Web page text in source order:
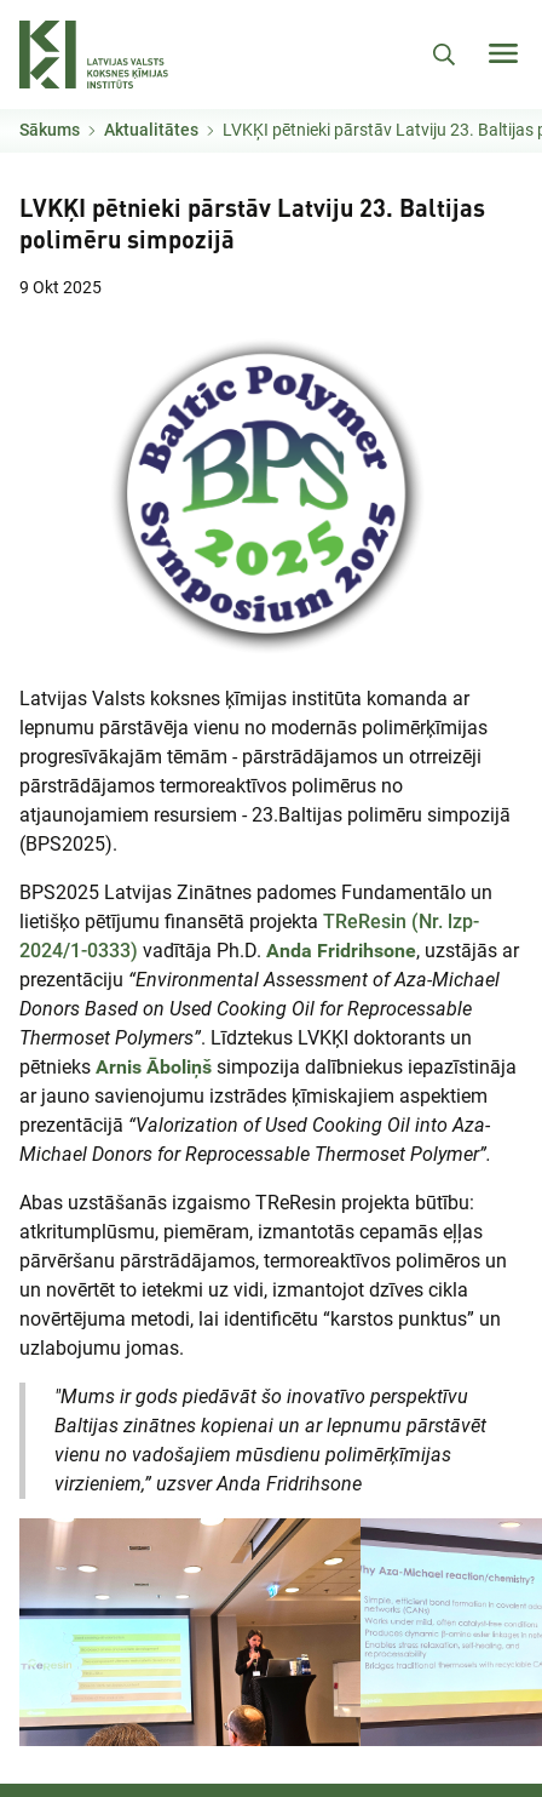
Sākums Aktualitātes LVKĶI pētnieki pārstāv Latviju 23. Baltijas
LVKĶI pētnieki pārstāv Latviju 23. Baltijas
polimēru simpozijā
9 Okt 2025
Latvijas Valsts koksnes ķīmijas institūta komanda ar
lepnumu pārstāvēja vienu no modernās polimērķīmijas
progresīvākajām tēmām - pārstrādājamos un otrreizēji
pārstrādājamos termoreaktīvos polimērus no
atjaunojamiem resursiem - 23.Baltijas polimēru simpozijā
(BPS2025).
BPS2025 Latvijas Zinātnes padomes Fundamentālo un
lietišķo pētījumu finansētā projekta TReResin (Nr. lzp-
2024/1-0333) vadītāja Ph.D. Anda Fridrihsone, uzstājās ar
prezentāciju “Environmental Assessment of Aza-Michael
Donors Based on Used Cooking Oil for Reprocessable
Thermoset Polymers”. Līdztekus LVKĶI doktorants un
pētnieks Arnis Āboliņš simpozija dalībniekus iepazīstināja
ar jauno savienojumu izstrādes ķīmiskajiem aspektiem
prezentācijā “Valorization of Used Cooking Oil into Aza-
Michael Donors for Reprocessable Thermoset Polymer”.
Abas uzstāšanās izgaismo TReResin projekta būtību:
atkritumplūsmu, piemēram, izmantotās cepamās eļļas
pārvēršanu pārstrādājamos, termoreaktīvos polimēros un
un novērtēt to ietekmi uz vidi, izmantojot dzīves cikla
novērtējuma metodi, lai identificētu “karstos punktus” un
uzlabojumu jomas.
"Mums ir gods piedāvāt šo inovatīvo perspektīvu
Baltijas zinātnes kopienai un ar lepnumu pārstāvēt
vienu no vadošajiem mūsdienu polimērķīmijas
virzieniem,” uzsver Anda Fridrihsone